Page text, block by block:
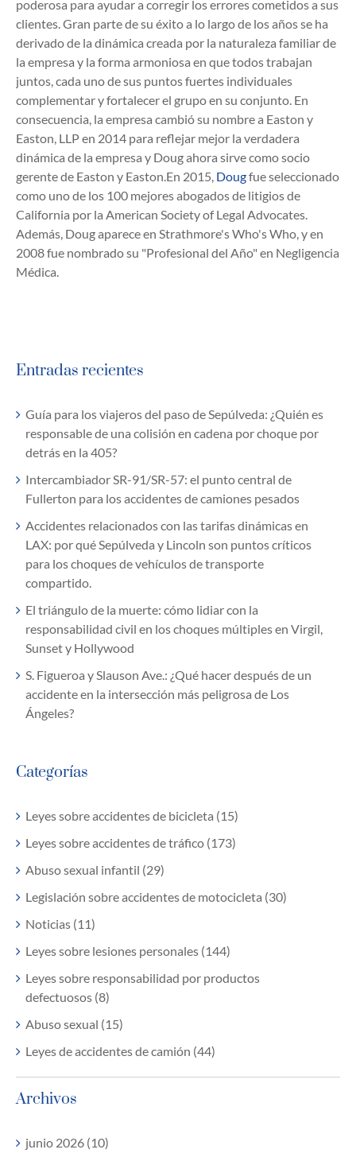
poderosa para ayudar a corregir los errores cometidos a sus
clientes. Gran parte de su éxito a lo largo de los años se ha
derivado de la dinámica creada por la naturaleza familiar de
la empresa y la forma armoniosa en que todos trabajan
juntos, cada uno de sus puntos fuertes individuales
complementar y fortalecer el grupo en su conjunto. En
consecuencia, la empresa cambió su nombre a Easton y
Easton, LLP en 2014 para reflejar mejor la verdadera
dinámica de la empresa y Doug ahora sirve como socio
gerente de Easton y Easton.En 2015, Dougfue seleccionado
como uno de los 100 mejores abogados de litigios de
California por la American Society of Legal Advocates.
Además, Doug aparece en Strathmore's Who's Who, y en
2008 fue nombrado su "Profesional del Año" en Negligencia
Médica.
Entradas recientes
Guía para los viajeros del paso de Sepúlveda: ¿Quién es
responsable de una colisión en cadena por choque por
detrás en la 405?
Intercambiador SR-91/SR-57: el punto central de
Fullerton para los accidentes de camiones pesados
Accidentes relacionados con las tarifas dinámicas en
LAX: por qué Sepúlveda y Lincoln son puntos críticos
para los choques de vehículos de transporte
compartido.
El triángulo de la muerte: cómo lidiar con la
responsabilidad civil en los choques múltiples en Virgil,
Sunset y Hollywood
S. Figueroa y Slauson Ave.: ¿Qué hacer después de un
accidente en la intersección más peligrosa de Los
Ángeles?
Categorías
Leyes sobre accidentes de bicicleta (15)
Leyes sobre accidentes de tráfico (173)
Abuso sexual infantil (29)
Legislación sobre accidentes de motocicleta (30)
Noticias (11)
Leyes sobre lesiones personales (144)
Leyes sobre responsabilidad por productos
defectuosos (8)
Abuso sexual (15)
Leyes de accidentes de camión (44)
Archivos
junio 2026 (10)